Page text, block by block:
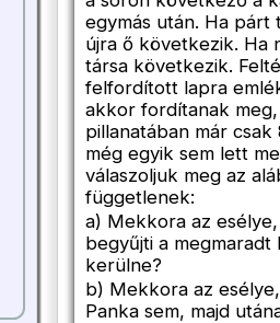
egymás után. Ha párt
újra ő következik. Ha
társa következik.
felfordított lapra
akkor fordítanak
pillanatában már
még egyik sem lett
válaszoljuk meg az
függetlenek:
a) Mekkora az
begyűjti a
kerülne?
b) Mekkora az
Panka sem, majd